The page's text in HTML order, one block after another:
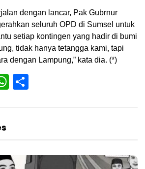
dengan lancar, Pak Gubrnur
seluruh OPD di Sumsel untuk
setiap kontingen yang hadir di bumi
tidak hanya tetangga kami, tapi
dengan Lampung,” kata dia. (*)
WhatsApp